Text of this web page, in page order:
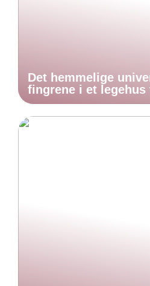
Det hemmelige
fingrene i et legehus